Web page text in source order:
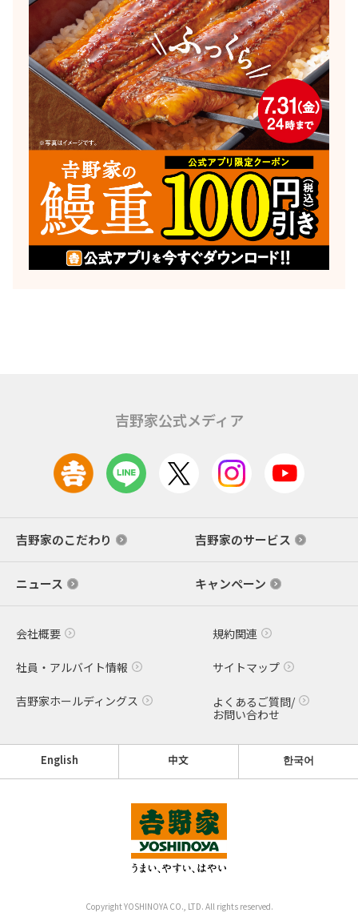
吉野家公式メディア
吉野家のこだわり 吉野家のサービス
ニュース キャンペーン
会社概要 規約関連
社員・アルバイト情報 サイトマップ
吉野家ホールディングス
よくあるご質問/
お問い合わせ
English 中文 한국어
Copyright YOSHINOYA CO., LTD. All rights reserved.